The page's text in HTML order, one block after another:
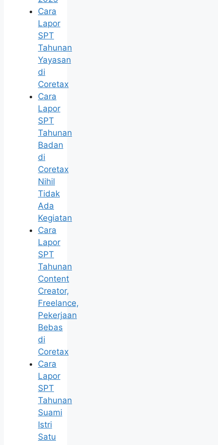
Cara
Lapor
SPT
Tahunan
Yayasan
di
Coretax
Cara
Lapor
SPT
Tahunan
Badan
di
Coretax
Nihil
Tidak
Ada
Kegiatan
Cara
Lapor
SPT
Tahunan
Content
Creator,
Freelance,
Pekerjaan
Bebas
di
Coretax
Cara
Lapor
SPT
Tahunan
Suami
Istri
Satu